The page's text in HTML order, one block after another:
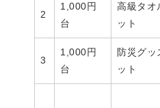
2
1,000円
台
高級タオ
ット
3
1,000円
台
防災グッ
ット